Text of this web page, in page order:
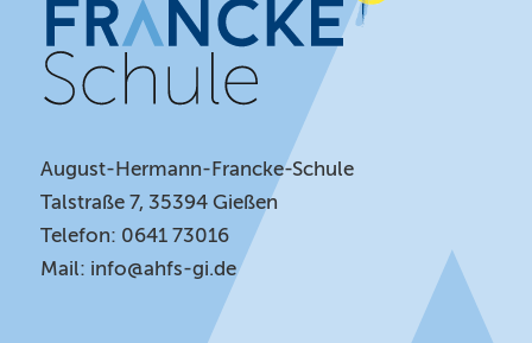
August-Hermann-Francke-Schule
Talstraße 7, 35394 Gießen
Telefon: 0641 73016
Mail: info@ahfs-gi.de